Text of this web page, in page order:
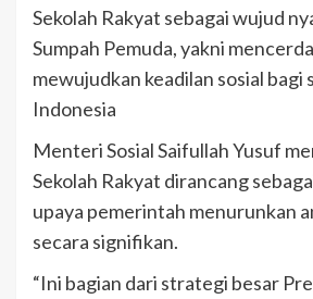
Sekolah Rakyat sebagai wujud
Sumpah Pemuda, yakni
mewujudkan keadilan sosial bagi
Indonesia
Menteri Sosial Saifullah Yusuf
Sekolah Rakyat dirancang
upaya pemerintah menurunkan
secara signifikan.
“Ini bagian dari strategi besar